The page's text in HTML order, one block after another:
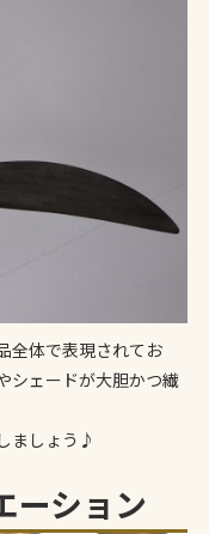
全体で表現されてお
シェードが大胆かつ繊
ましょう♪
ーション